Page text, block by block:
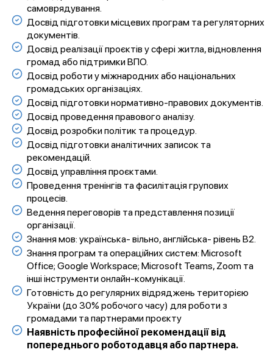
самоврядування.
Досвід підготовки місцевих програм та регуляторних
документів.
Досвід реалізації проєктів у сфері житла, відновлення
громад або підтримки ВПО.
Досвід роботи у міжнародних або національних
громадських організаціях.
Досвід підготовки нормативно-правових документів.
Досвід проведення правового аналізу.
Досвід розробки політик та процедур.
Досвід підготовки аналітичних записок та
рекомендацій.
Досвід управління проєктами.
Проведення тренінгів та фасилітація групових
процесів.
Ведення переговорів та представлення позиції
організації.
Знання мов: українська- вільно, англійська- рівень B2.
Знання програм та операційних систем: Microsoft
Office; Google Workspace; Microsoft Teams, Zoom та
інші інструменти онлайн-комунікації.
Готовність до регулярних відряджень територією
України (до 30% робочого часу) для роботи з
громадами та партнерами проєкту
Наявність професійної рекомендації від
попереднього роботодавця або партнера.